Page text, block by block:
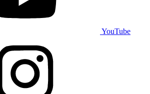
YouTube